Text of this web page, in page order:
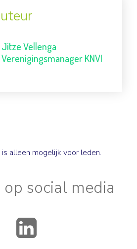
Jitze Vellenga
Verenigingsmanager KNVI
alleen mogelijk voor leden.
social media